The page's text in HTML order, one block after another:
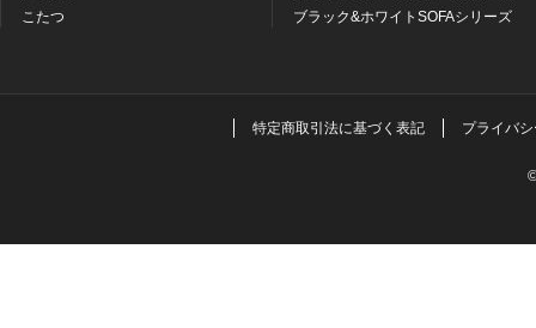
こたつ
ブラック&ホワイトSOFAシリーズ
特定商取引法に基づく表記 プライバ